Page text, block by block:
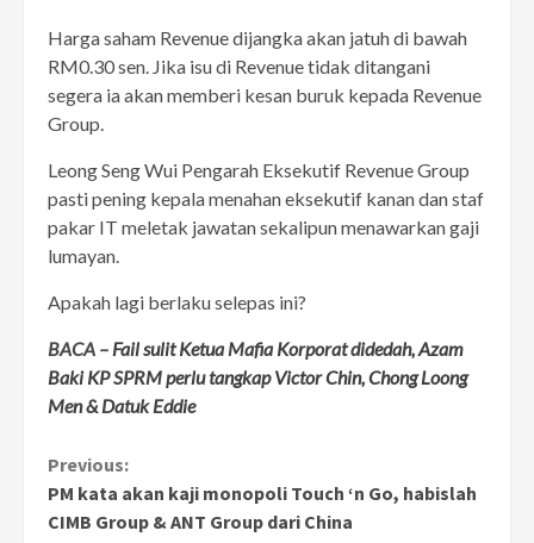
Harga saham Revenue dijangka akan jatuh di bawah
RM0.30 sen. Jika isu di Revenue tidak ditangani
segera ia akan memberi kesan buruk kepada Revenue
Group.
Leong Seng Wui Pengarah Eksekutif Revenue Group
pasti pening kepala menahan eksekutif kanan dan staf
pakar IT meletak jawatan sekalipun menawarkan gaji
lumayan.
Apakah lagi berlaku selepas ini?
BACA – Fail sulit Ketua Mafia Korporat didedah, Azam
Baki KP SPRM perlu tangkap Victor Chin, Chong Loong
Men & Datuk Eddie
Continue
Reading
Previous:
PM kata akan kaji monopoli Touch ‘n Go, habislah
CIMB Group & ANT Group dari China